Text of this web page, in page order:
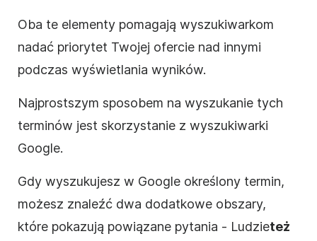
Oba te elementy pomagają wyszukiwarkom
nadać priorytet Twojej ofercie nad innymi
podczas wyświetlania wyników.
Najprostszym sposobem na wyszukanie tych
terminów jest skorzystanie z wyszukiwarki
Google.
Gdy wyszukujesz w Google określony termin,
możesz znaleźć dwa dodatkowe obszary,
które pokazują powiązane pytania - Ludzieteż